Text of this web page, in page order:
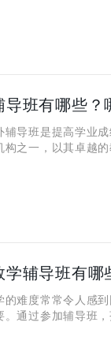
供个性化、精准的
班有哪些？
导班是提高学业
之一，以其卓越
况进行探讨，并重
辅导班有哪
难度常常令人感
通过参加辅导班